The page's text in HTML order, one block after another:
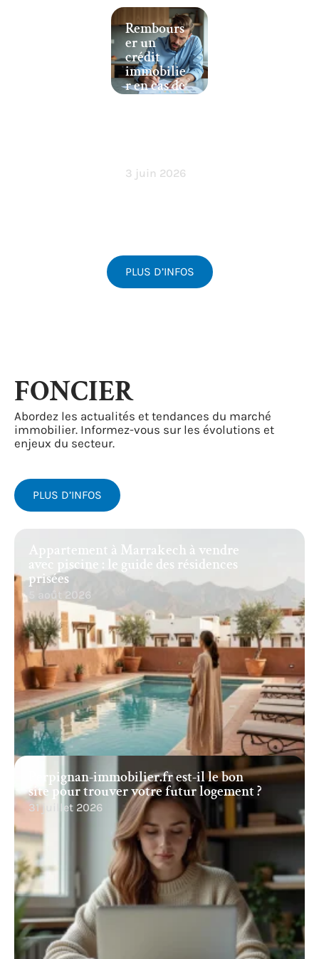
Rembours
er un
crédit
immobilie
r en cas de
vente :
3 juin 2026
PLUS D’INFOS
FONCIER
Abordez les actualités et tendances du marché
immobilier. Informez-vous sur les évolutions et
enjeux du secteur.
PLUS D’INFOS
Appartement à Marrakech à vendre
avec piscine : le guide des résidences
prisées
5 août 2026
Perpignan-immobilier.fr est-il le bon
site pour trouver votre futur logement ?
31 juillet 2026